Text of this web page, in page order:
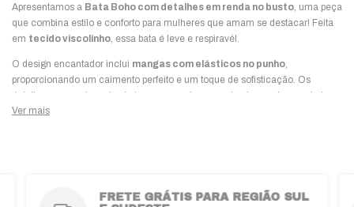
Apresentamos a Bata Boho com detalhes em renda no busto , uma peça
que combina estilo e conforto para mulheres que amam se destacar! Feita
em tecido viscolinho , essa bata é leve e respiravél.
O design encantador inclui mangas com elásticos no punho
proporcionando um caimento perfeito e um toque de sofisticação. Os
detalhes em renda no busto trazem um charme extra, tornando essa bata
uma escolha perfeita para diversas ocasiões.
conforto e qualidade, ideal para o uso diário.
Ver mais
FRETE GRÁTIS PARA REGIÃO SUL